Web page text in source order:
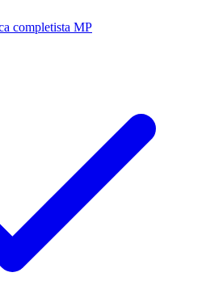
completista MP